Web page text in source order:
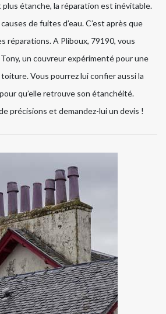
plus étanche, la réparation est inévitable.
de fuites d’eau. C’est après que
réparations. A Pliboux, 79190, vous
un couvreur expérimenté pour une
Vous pourrez lui confier aussi la
qu’elle retrouve son étanchéité.
précisions et demandez-lui un devis !